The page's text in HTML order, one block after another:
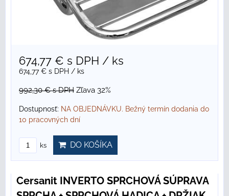
674,77 € s DPH / ks
674,77 € s DPH / ks
992,30 €s DPH Zľava 32%
Dostupnosť: NA OBJEDNÁVKU. Bežný termín dodania do
10 pracovných dní
ks DO KOŠÍKA
Cersanit INVERTO SPRCHOVÁ SÚPRAVA